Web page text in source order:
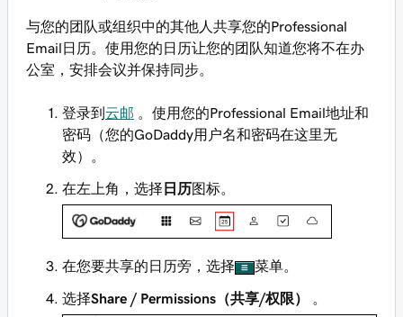
与您的团队或组织中的其他人共享您的Professional
Email日历。使用您的日历让您的团队知道您将不在办
公室，安排会议并保持同步。
登录到 云邮 。使用您的Professional Email地址和
密码（您的GoDaddy用户名和密码在这里无
效）。
在左上角，选择 日历图标。
在您要共享的日历旁，选择 菜单。
选择Share / Permissions（共享/权限） 。